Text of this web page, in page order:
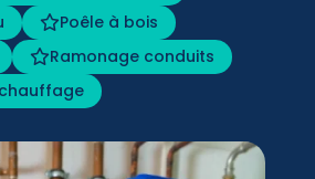
Poêle à bois
Ramonage conduits